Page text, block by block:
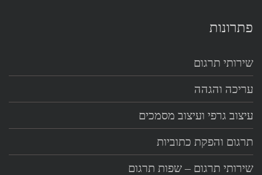
פתרונות
שירותי תרגום
עריכה והגהה
עיצוב גרפי ועיצוב מסמכים
תרגום והפקת כתוביות
שירותי תרגום – שפות תרגום